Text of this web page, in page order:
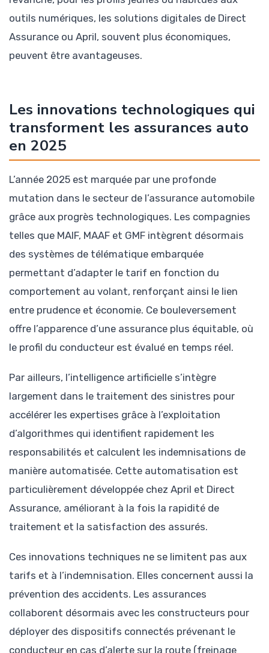
outils numériques, les solutions digitales de Direct
Assurance ou April, souvent plus économiques,
peuvent être avantageuses.
Les innovations technologiques qui
transforment les assurances auto
en 2025
L’année 2025 est marquée par une profonde
mutation dans le secteur de l’assurance automobile
grâce aux progrès technologiques. Les compagnies
telles que MAIF, MAAF et GMF intègrent désormais
des systèmes de télématique embarquée
permettant d’adapter le tarif en fonction du
comportement au volant, renforçant ainsi le lien
entre prudence et économie. Ce bouleversement
offre l’apparence d’une assurance plus équitable, où
le profil du conducteur est évalué en temps réel.
Par ailleurs, l’intelligence artificielle s’intègre
largement dans le traitement des sinistres pour
accélérer les expertises grâce à l’exploitation
d’algorithmes qui identifient rapidement les
responsabilités et calculent les indemnisations de
manière automatisée. Cette automatisation est
particulièrement développée chez April et Direct
Assurance, améliorant à la fois la rapidité de
traitement et la satisfaction des assurés.
Ces innovations techniques ne se limitent pas aux
tarifs et à l’indemnisation. Elles concernent aussi la
prévention des accidents. Les assurances
collaborent désormais avec les constructeurs pour
déployer des dispositifs connectés prévenant le
conducteur en cas d’alerte sur la route (freinage